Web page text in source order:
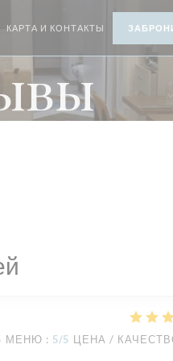
КАРТА И КОНТАКТЫ
МЕНЮ : 5/5 ЦЕНА /